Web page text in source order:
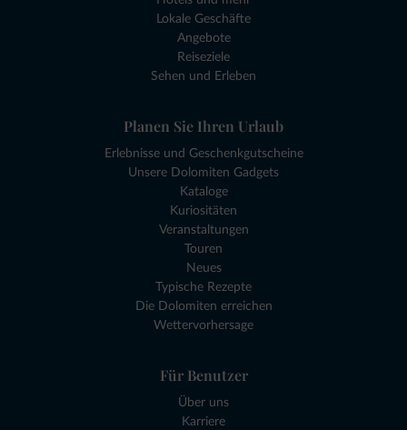
Lokale Geschäfte
Angebote
Reiseziele
Sehen und Erleben
Planen Sie Ihren Urlaub
Erlebnisse und Geschenkgutscheine
Unsere Dolomiten Gadgets
Kataloge
Kuriositäten
Veranstaltungen
Touren
Neues
Typische Rezepte
Die Dolomiten erreichen
Wettervorhersage
Für Benutzer
Über uns
Karriere